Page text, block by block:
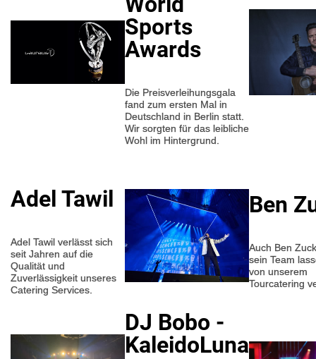
Sports
Awards
Die Preisverleihungsgala
fand zum ersten Mal in
Deutschland in Berlin statt.
Wir sorgten für das leibliche
Wohl im Hintergrund.
Adel Tawil
Adel Tawil verlässt sich
seit Jahren auf die
Qualität und
Zuverlässigkeit unseres
Catering Services.
Ben
Auch Ben
sein Team
von unserem
Tourcatering
DJ Bobo -
KaleidoLuna